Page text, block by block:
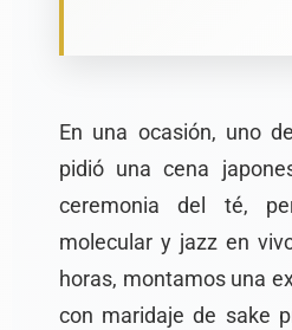
En una ocasión, uno
pidió una cena
ceremonia del té,
molecular y jazz en
horas, montamos una
con maridaje de sake